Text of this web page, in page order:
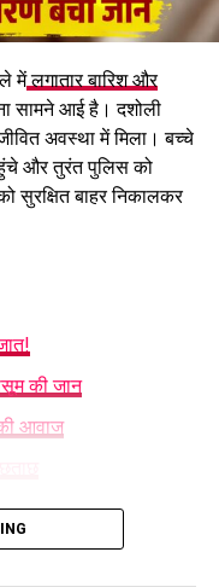
FOR FARMERS
टाटा तक राज्य के
मुर्मू ने किया योग, देश-
मेंलगातार बारिश और
सामने आई है। दशोली
अवस्था में मिला। बच्चे
और तुरंत पुलिस को
सुरक्षित बाहर निकालकर
की जान
आवाज
नवजात!